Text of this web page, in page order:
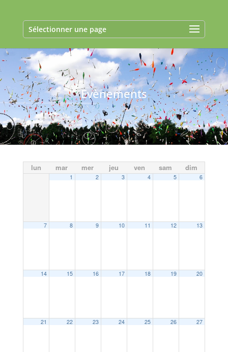
Sélectionner une page
Evènements
lun mar mer jeu ven sam dim
1 2 3 4 5 6
7 8 9 10 11 12 13
14 15 16 17 18 19 20
21 22 23 24 25 26 27